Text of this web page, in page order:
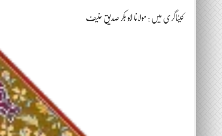
کیٹاگری میں : مولانا ابو بکر صدیق حنیف